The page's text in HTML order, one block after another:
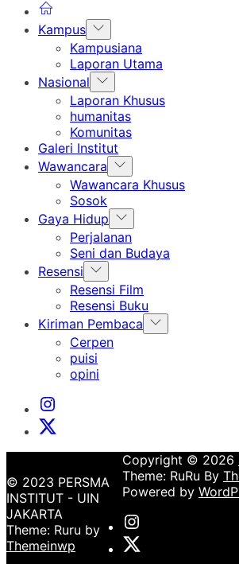
Kampus Show
sub
menu
Kampusiana
Laporan Utama
Nasional Show
sub
menu
Laporan Khusus
humanitas
Komunitas
Galeri Institut
Wawancara Show
sub
Wawancara Khusus
Sosok
Gaya Hidup Show
sub
menu
Perjalanan
Seni dan Budaya
Resensi Show
sub
menu
Resensi Film
Resensi Buku
Kiriman Pembaca Show
sub
Cerpen
puisi
opini
Instagram
Institut
X
© 2023 PERSMA
INSTITUT - UIN
JAKARTA
Theme: Ruru by
Themeinwp
Copyright © 2026
Theme: RuRu By
Powered by
Instagram
Institut
X